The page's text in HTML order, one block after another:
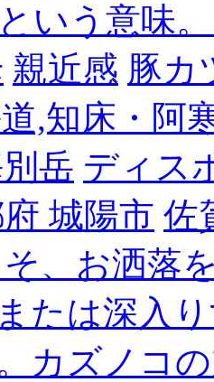
いう意味
親近感 豚カ
,知床・阿
岳 ディス
城陽市 佐
、お洒落
たは深入
カズノコ